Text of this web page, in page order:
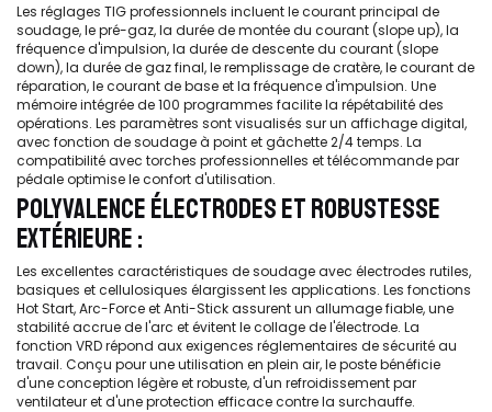
Les réglages TIG professionnels incluent le courant principal de
soudage, le pré-gaz, la durée de montée du courant (slope up), la
fréquence d'impulsion, la durée de descente du courant (slope
down), la durée de gaz final, le remplissage de cratère, le courant de
réparation, le courant de base et la fréquence d'impulsion. Une
mémoire intégrée de 100 programmes facilite la répétabilité des
opérations. Les paramètres sont visualisés sur un affichage digital,
avec fonction de soudage à point et gâchette 2/4 temps. La
compatibilité avec torches professionnelles et télécommande par
pédale optimise le confort d'utilisation.
POLYVALENCE ÉLECTRODES ET ROBUSTESSE
EXTÉRIEURE :
Les excellentes caractéristiques de soudage avec électrodes rutiles,
basiques et cellulosiques élargissent les applications. Les fonctions
Hot Start, Arc-Force et Anti-Stick assurent un allumage fiable, une
stabilité accrue de l'arc et évitent le collage de l'électrode. La
fonction VRD répond aux exigences réglementaires de sécurité au
travail. Conçu pour une utilisation en plein air, le poste bénéficie
d'une conception légère et robuste, d'un refroidissement par
ventilateur et d'une protection efficace contre la surchauffe.